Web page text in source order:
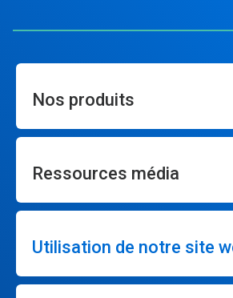
Nos produits
Ressources média
Utilisation de notre site